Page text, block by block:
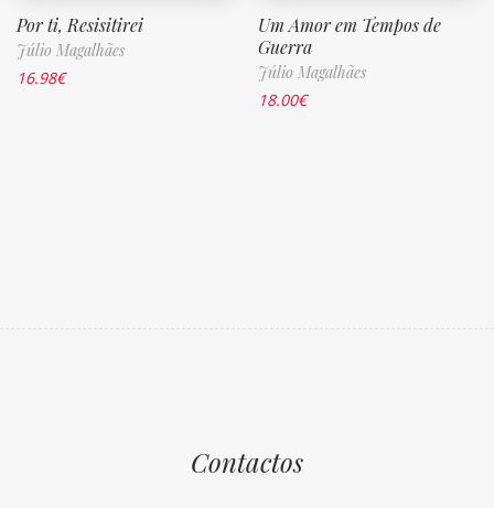
Por ti, Resisitirei
Júlio Magalhães
16.98€
Um Amor em Tempos de
Guerra
Júlio Magalhães
18.00€
Contactos